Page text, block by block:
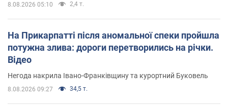
8.08.2026 05:10 2,4 т.
На Прикарпатті після аномальної спеки пройшла
потужна злива: дороги перетворились на річки.
Відео
Негода накрила Івано-Франківщину та курортний Буковель
8.08.2026 09:27 34,5 т.